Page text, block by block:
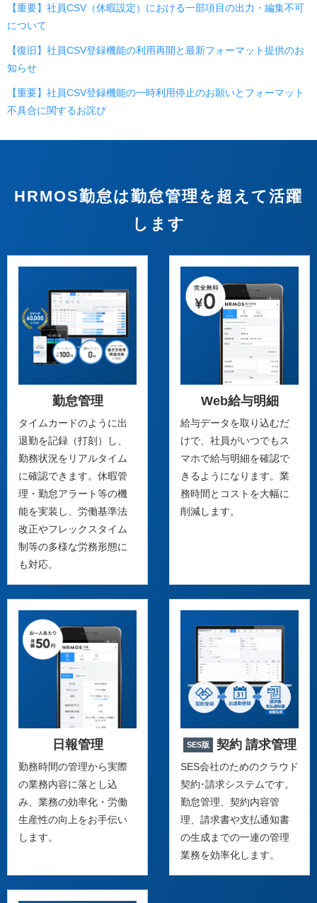
【重要】社員CSV（休暇設定）における一部項目の出力・編集不可
について
【復旧】社員CSV登録機能の利用再開と最新フォーマット提供のお
知らせ
【重要】社員CSV登録機能の一時利用停止のお願いとフォーマット
不具合に関するお詫び
HRMOS勤怠は勤怠管理を超えて活躍
します
勤怠管理
タイムカードのように出
退勤を記録（打刻）し、
勤務状況をリアルタイム
に確認できます。休暇管
理・勤怠アラート等の機
能を実装し、労働基準法
改正やフレックスタイム
制等の多様な労務形態に
も対応。
Web給与明細
給与データを取り込むだ
けで、社員がいつでもス
マホで給与明細を確認で
きるようになります。業
務時間とコストを大幅に
削減します。
日報管理
勤務時間の管理から実際
の業務内容に落とし込
み、業務の効率化・労働
生産性の向上をお手伝い
します。
SES版 契約 請求管理
SES会社のためのクラウド
契約･請求システムです。
勤怠管理、契約内容管
理、請求書や支払通知書
の生成までの一連の管理
業務を効率化します。